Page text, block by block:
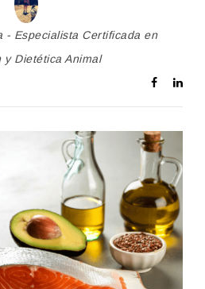
- Especialista Certificada en
y Dietética Animal